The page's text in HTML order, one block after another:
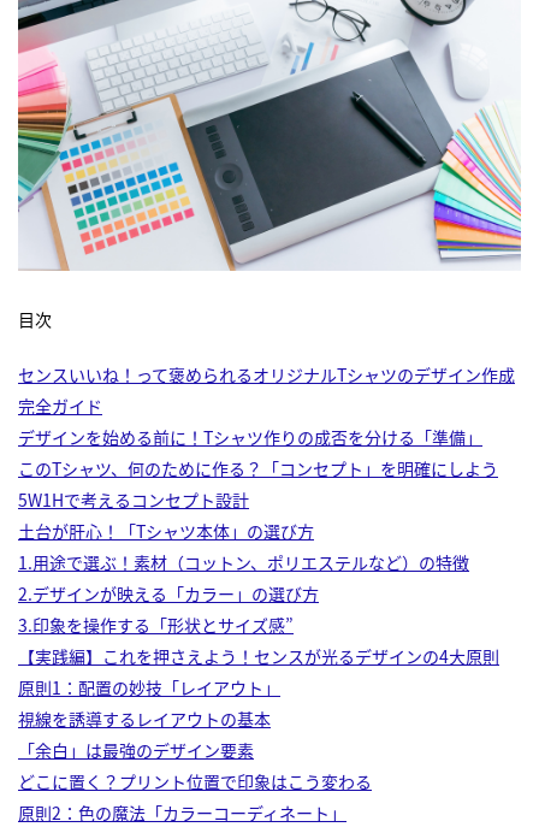
目次
センスいいね！って褒められるオリジナルTシャツのデザイン作成
完全ガイド
デザインを始める前に！Tシャツ作りの成否を分ける「準備」
このTシャツ、何のために作る？「コンセプト」を明確にしよう
5W1Hで考えるコンセプト設計
土台が肝心！「Tシャツ本体」の選び方
1.用途で選ぶ！素材（コットン、ポリエステルなど）の特徴
2.デザインが映える「カラー」の選び方
3.印象を操作する「形状とサイズ感”
【実践編】これを押さえよう！センスが光るデザインの4大原則
原則1：配置の妙技「レイアウト」
視線を誘導するレイアウトの基本
「余白」は最強のデザイン要素
どこに置く？プリント位置で印象はこう変わる
原則2：色の魔法「カラーコーディネート」